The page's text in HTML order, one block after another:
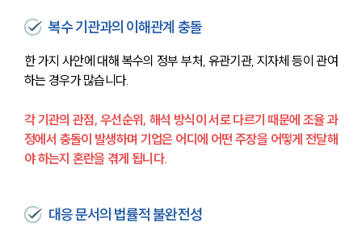
복수 기관과의 이해관계 충돌
한 가지 사안에 대해 복수의 정부 부처, 유관기관, 지자체 등이 관여
하는 경우가 많습니다.
각 기관의 관점, 우선순위, 해석 방식이 서로 다르기 때문에 조율 과
정에서 충돌이 발생하며 기업은 어디에 어떤 주장을 어떻게 전달해
야 하는지 혼란을 겪게 됩니다.
대응 문서의 법률적 불완전성